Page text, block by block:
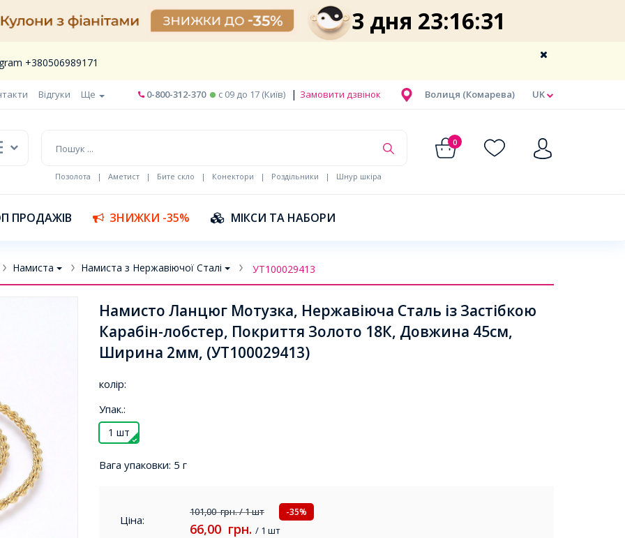
3 дня 23:16:31
+380506989171
Відгуки Ще UK
Волиця (Комарева)
0-800-312-370 c 09 до 17 (Київ) | Замовити дзвінок
0
Позолота | Аметист | Бите скло | Конектори | Роздільники | Шнур шкіра
ПРОДАЖІВ ЗНИЖКИ -35% МІКСИ ТА НАБОРИ
Намиста Намиста з Нержавіючої Сталі УТ100029413
Намисто Ланцюг Мотузка, Нержавіюча Сталь із Застібкою
Карабін-лобстер, Покриття Золото 18К, Довжина 45см,
Ширина 2мм, (УТ100029413)
колір:
Упак.:
1 шт
Вага упаковки: 5 г
Ціна:
101,00грн./ 1 шт -35%
66,00 грн. / 1 шт